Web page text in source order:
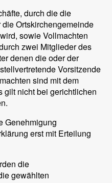
durch die die
Ortskirchengemeinde
sowie Vollmachten
zwei Mitglieder des
denen die oder der
Vorsitzende
sind mit dem
gilt nicht bei gerichtlichen
Genehmigung
erst mit Erteilung
die
gewählten